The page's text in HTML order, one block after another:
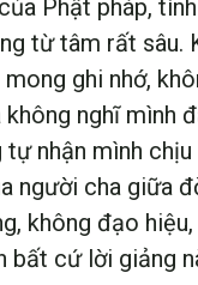
Phật pháp,
từ tâm rất sâu.
ghi nhớ,
nghĩ mình
tự nhận mình
người cha giữa
không đạo
bất cứ lời giảng